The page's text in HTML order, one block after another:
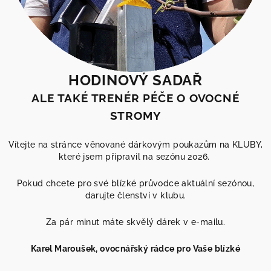
s
u
HODINOVÝ SADAŘ
ALE TAKÉ TRENÉR PÉČE O OVOCNÉ
STROMY
Vítejte na stránce věnované dárkovým poukazům na KLUBY,
které jsem připravil na sezónu 2026.
Pokud chcete pro své blízké průvodce aktuální sezónou,
darujte členství v klubu.
Za pár minut máte skvělý dárek v e-mailu.
Karel Maroušek, ovocnářský rádce pro Vaše blízké